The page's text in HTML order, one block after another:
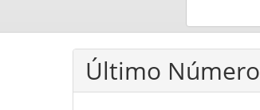
Último Número